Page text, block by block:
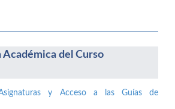
Académica del Curso
y Acceso a las Guías de